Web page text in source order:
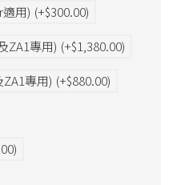
用) (+$300.00)
ZA1專用) (+$1,380.00)
ZA1專用) (+$880.00)